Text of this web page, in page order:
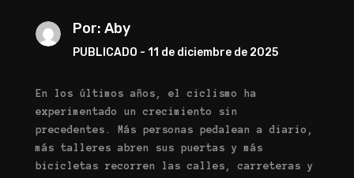
Por: Aby
PUBLICADO - 11 de diciembre de 2025
En los últimos años, el ciclismo ha
experimentado un crecimiento sin
precedentes. Más personas pedalean a diario,
más talleres abren sus puertas y más
bicicletas recorren las calles, carreteras y